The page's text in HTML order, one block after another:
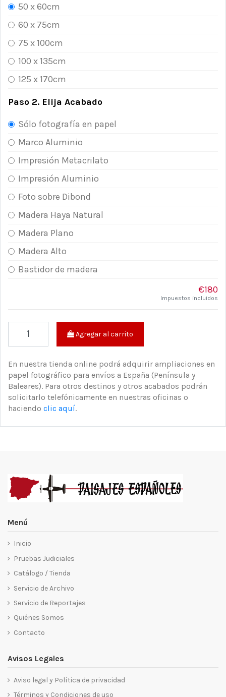
50 x 60cm
60 x 75cm
75 x 100cm
100 x 135cm
125 x 170cm
Paso 2. Elija Acabado
Sólo fotografía en papel
Marco Aluminio
Impresión Metacrilato
Impresión Aluminio
Foto sobre Dibond
Madera Haya Natural
Madera Plano
Madera Alto
Bastidor de madera
€180
Impuestos incluidos
Agregar al carrito
En nuestra tienda online podrá adquirir ampliaciones en
papel fotográfico para envíos a España (Península y
Baleares). Para otros destinos y otros acabados podrán
solicitarlo telefónicamente en nuestras oficinas o
haciendo clic aquí.
Menú
Inicio
Pruebas Judiciales
Catálogo / Tienda
Servicio de Archivo
Servicio de Reportajes
Quiénes Somos
Contacto
Avisos Legales
Aviso legal y Política de privacidad
Términos y Condiciones de uso